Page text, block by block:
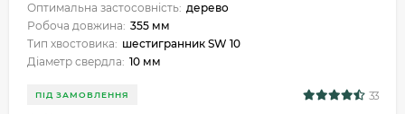
Оптимальна застосовність: дерево
Робоча довжина: 355 мм
Тип хвостовика: шестигранник SW 10
Діаметр свердла: 10 мм
ПІД ЗАМОВЛЕННЯ 33